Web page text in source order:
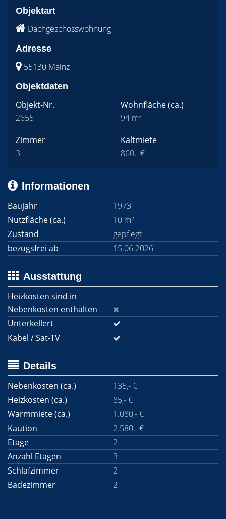
Objektart
Dachgeschosswohnung
Adresse
55130 Mainz
Objektdaten
Objekt-Nr.
2655
Wohnfläche(ca.)
94 m²
Zimmer
3
Kaltmiete
860,- €
Informationen
Baujahr
1973
Nutzfläche (ca.)
10 m²
Zustand
gepflegt
bezugsfrei ab
15.06.2026
Ausstattung
Heizkosten sind in
Nebenkosten enthalten
Unterkellert
Kabel / Sat-TV
Details
Nebenkosten (ca.)
135,- €
Heizkosten (ca.)
85,- €
Warmmiete (ca.)
1.080,- €
Kaution
2.580,- €
Etage
2
Anzahl Etagen
3
Schlafzimmer
2
Badezimmer
2